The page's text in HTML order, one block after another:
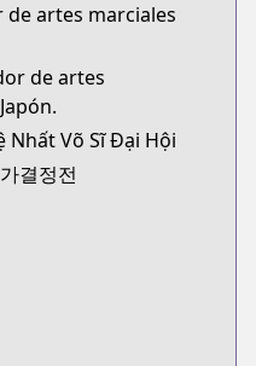
de artes marciales
de artes
Nhất Võ Sĩ Đại Hội
결정전